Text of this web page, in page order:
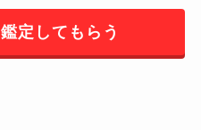
定してもらう